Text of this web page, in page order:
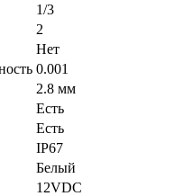
1/3
2
Нет
0.001
2.8 мм
Есть
Есть
IP67
Белый
12VDC